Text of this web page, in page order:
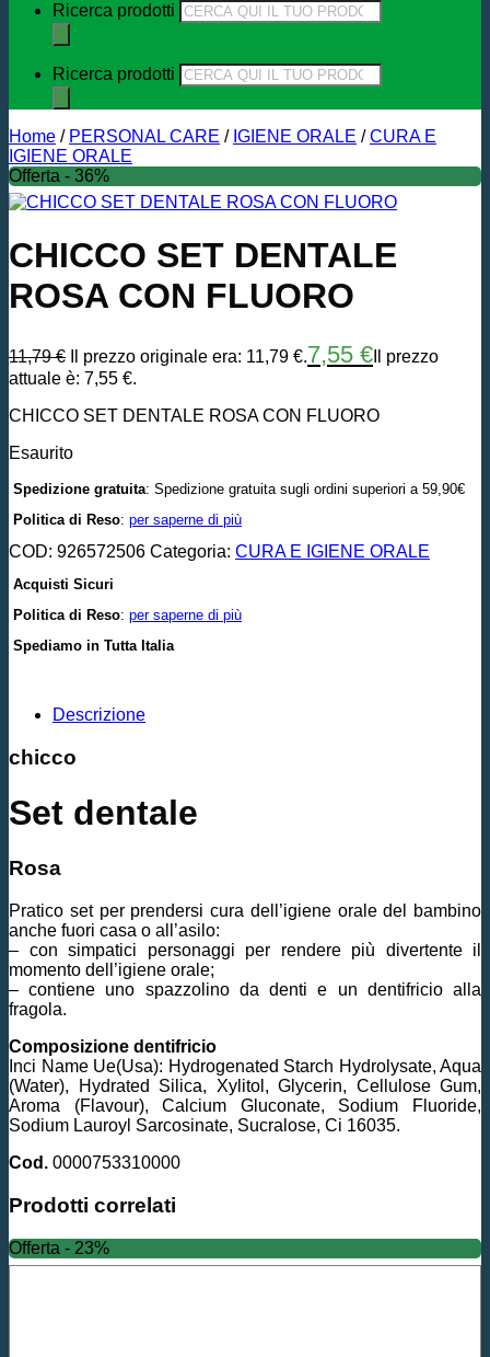
Ricerca prodotti
Ricerca prodotti
Home / PERSONAL CARE / IGIENE ORALE / CURA E
IGIENE ORALE
Offerta - 36%
CHICCO SET DENTALE
ROSA CON FLUORO
11,79€ Il prezzo originale era: 11,79 €.7,55 € Il prezzo
attuale è: 7,55 €.
CHICCO SET DENTALE ROSA CON FLUORO
Esaurito
Spedizione gratuita: Spedizione gratuita sugli ordini superiori a 59,90€
Politica di Reso: per saperne di più
COD: 926572506 Categoria: CURA E IGIENE ORALE
Acquisti Sicuri
Politica di Reso: per saperne di più
Spediamo in Tutta Italia
Descrizione
chicco
Set dentale
Rosa
Pratico set per prendersi cura dell’igiene orale del bambino
anche fuori casa o all’asilo:
– con simpatici personaggi per rendere più divertente il
momento dell’igiene orale;
– contiene uno spazzolino da denti e un dentifricio alla
fragola.
Composizione dentifricio
Inci Name Ue(Usa): Hydrogenated Starch Hydrolysate, Aqua
(Water), Hydrated Silica, Xylitol, Glycerin, Cellulose Gum,
Aroma (Flavour), Calcium Gluconate, Sodium Fluoride,
Sodium Lauroyl Sarcosinate, Sucralose, Ci 16035.
Cod. 0000753310000
Prodotti correlati
Offerta - 23%